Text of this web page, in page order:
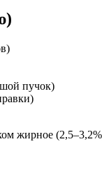
пучок)
жирное